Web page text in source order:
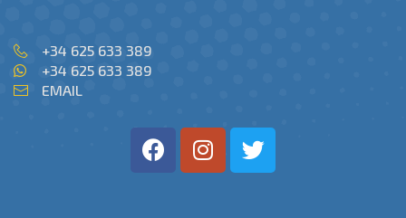
+34 625 633 389
+34 625 633 389
EMAIL